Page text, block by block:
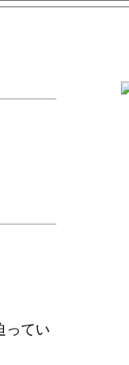
ってい